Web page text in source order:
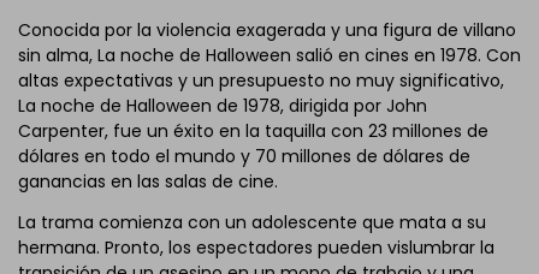
Conocida por la violencia exagerada y una figura de villano
sin alma, La noche de Halloween salió en cines en 1978. Con
altas expectativas y un presupuesto no muy significativo,
La noche de Halloween de 1978, dirigida por John
Carpenter, fue un éxito en la taquilla con 23 millones de
dólares en todo el mundo y 70 millones de dólares de
ganancias en las salas de cine.
La trama comienza con un adolescente que mata a su
hermana. Pronto, los espectadores pueden vislumbrar la